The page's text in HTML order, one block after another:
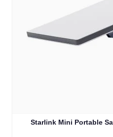
Starlink Mini Portable